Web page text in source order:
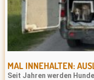
MAL INNEHALTEN:
Seit Jahren werden